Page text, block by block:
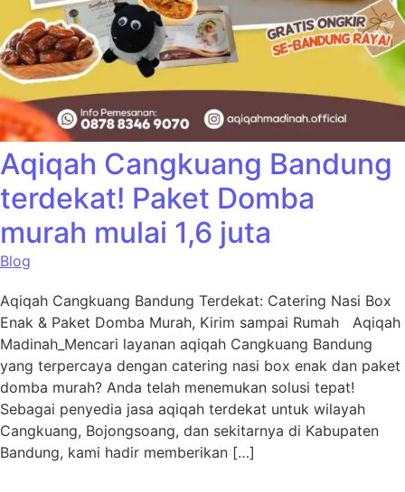
Aqiqah Cangkuang Bandung
terdekat! Paket Domba
murah mulai 1,6 juta
Blog
Aqiqah Cangkuang Bandung Terdekat: Catering Nasi Box
Enak & Paket Domba Murah, Kirim sampai Rumah Aqiqah
Madinah_Mencari layanan aqiqah Cangkuang Bandung
yang terpercaya dengan catering nasi box enak dan paket
domba murah? Anda telah menemukan solusi tepat!
Sebagai penyedia jasa aqiqah terdekat untuk wilayah
Cangkuang, Bojongsoang, dan sekitarnya di Kabupaten
Bandung, kami hadir memberikan […]